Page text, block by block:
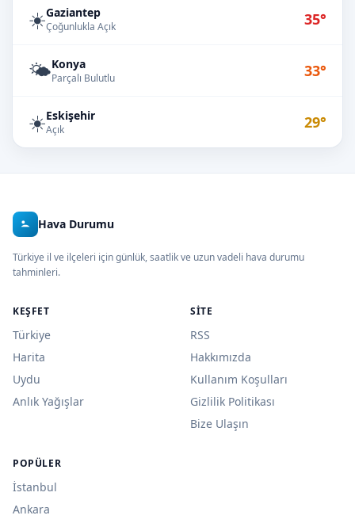
☀️Gaziantep
Çoğunlukla Açık 35°
🌤️Konya
Parçalı Bulutlu 33°
☀️Eskişehir
Açık 29°
Hava Durumu
Türkiye il ve ilçeleri için günlük, saatlik ve uzun vadeli hava durumu
tahminleri.
KEŞFET
Türkiye
Harita
Uydu
Anlık Yağışlar
SITE
RSS
Hakkımızda
Kullanım Koşulları
Gizlilik Politikası
Bize Ulaşın
POPÜLER
İstanbul
Ankara